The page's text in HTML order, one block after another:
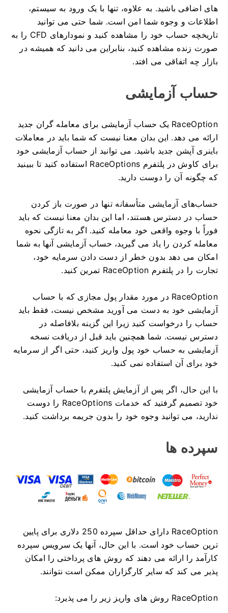
های اضافی باشید. به علاوه، تنها با یک ورود به سیستم،
اطلاعات و وجوه شما امن است. شما حتی می توانید
تاریخچه حساب خود را مشاهده کنید و نمودارهای CFD را به
صورت زنده مشاهده کنید، بنابراین می دانید که همیشه در
بازار چه اتفاقی می افتد.
حساب آزمایشی
RaceOption یک حساب آزمایشی برای معامله گران جدید
ارائه می دهد. این بدان معنا نیست که شما باید در معاملات
باینری آپشن جدید باشید. می توانید از حساب آزمایشی خود
برای کاوش در پلتفرم RaceOptions استفاده کنید تا ببینید
که چگونه آن را دوست دارید.
حساب‌های آزمایشی متأسفانه تنها در صورت باز کردن
حساب در دسترس هستند، اما این بدان معنا نیست که باید
فوراً با وجوه واقعی خود معامله کنید. اگر به تازگی نحوه
معامله کردن را یاد می گیرید، حساب آزمایشی آنها به شما
امکان می دهد بدون خطر از دست دادن سرمایه خود،
تجارت را در پلتفرم RaceOption تمرین کنید.
RaceOption در مورد مقدار پول مجازی که با حساب
آزمایشی خود به دست می آورید مشخص نیست، فقط باید
حساب را درخواست کنید زیرا این گزینه بلافاصله در
دسترس نیست. شما همچنین باید قبل از دریافت نسخه
آزمایشی به حساب خود پول واریز کنید، حتی اگر از سرمایه
خود برای آن استفاده نمی کنید.
با این حال، اگر پس از آزمایش پلتفرم با حساب آزمایشی
خود تصمیم گرفتید که خدمات RaceOptions را دوست
ندارید، می توانید وجوه خود را بدون جریمه برداشت کنید.
سپرده ها
RaceOption دارای حداقل سپرده 250 دلاری برای پایین
ترین حساب خود است. با این حال، آنها یک سرویس سپرده
کارآمد را ارائه می دهند که روش های پرداختی را امکان
پذیر می کند که سایر کارگزاران ممکن است نتوانند.
RaceOption روش های واریز زیر را می پذیرد: